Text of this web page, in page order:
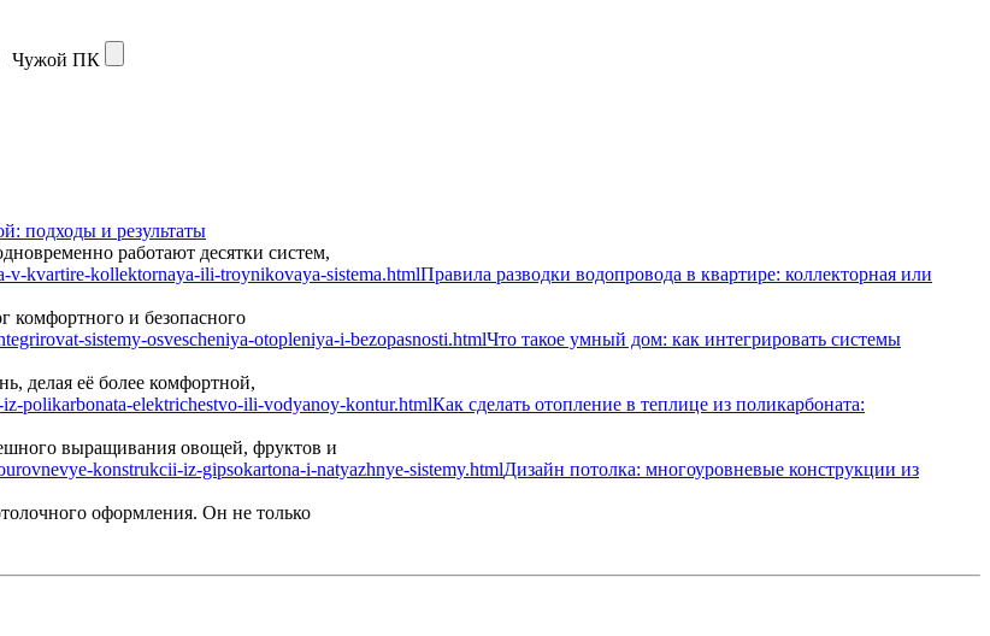
Чужой ПК
подходы и результаты
работают десятки систем,
Правила разводки водопровода в квартире: коллекторная или
комфортного и безопасного
Что такое умный дом: как интегрировать системы
делая её более комфортной,
Как сделать отопление в теплице из поликарбоната:
выращивания овощей, фруктов и
Дизайн потолка: многоуровневые конструкции из
оформления. Он не только